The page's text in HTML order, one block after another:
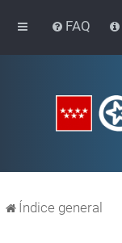
FAQ
Índice general